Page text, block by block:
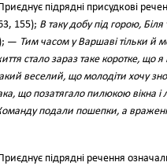
підрядні присудкові
155); В таку добу під горою,
— Тим часом у Варшаві тільки й
стало зараз таке коротке, що
веселий, що молодіти хочу
що позатягало пилюкою вікна
подали пошепки, а
підрядні речення